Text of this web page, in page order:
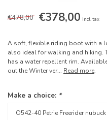
€478,00 €378,00 Incl. tax
A soft, flexible riding boot with a
also ideal for walking and hiking.
has a water repellent rim.
out the Winter ver... Read more.
Make a choice: *